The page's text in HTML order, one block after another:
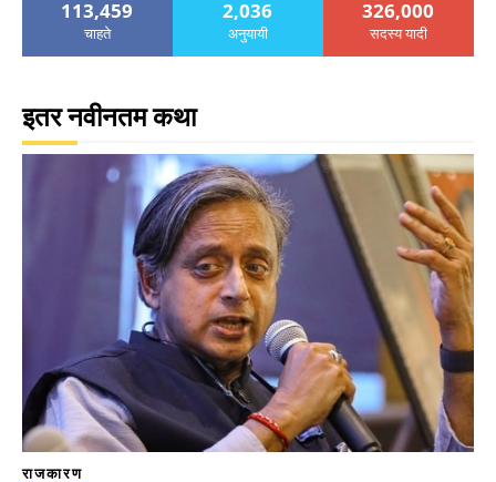
113,459
चाहते
2,036
अनुयायी
326,000
सदस्य यादी
इतर नवीनतम कथा
राजकारण